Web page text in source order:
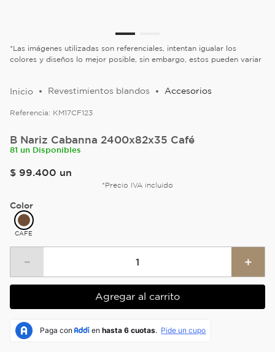
*Las imágenes utilizadas son referenciales, intentan igualar los
colores y diseños lo mejor posible, sin embargo, estos pueden variar
Revestimientos blandos Accesorios
Referencia: KM17CF123
B Nariz Cabanna 2400x82x35 Café
81 un Disponibles
$ 99.400 un
*Precio IVA incluido
Color
CAFE
＋
－
Agregar al carrito